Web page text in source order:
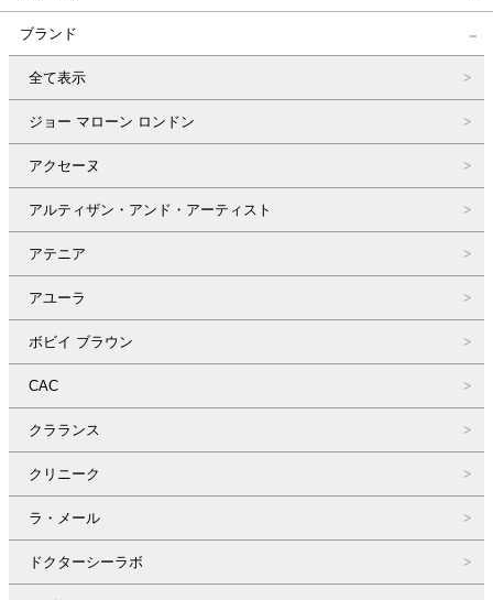
ブランド
全て表示
ジョー マローン ロンドン
アクセーヌ
アルティザン・アンド・アーティスト
アテニア
アユーラ
ボビイ ブラウン
CAC
クラランス
クリニーク
ラ・メール
ドクターシーラボ